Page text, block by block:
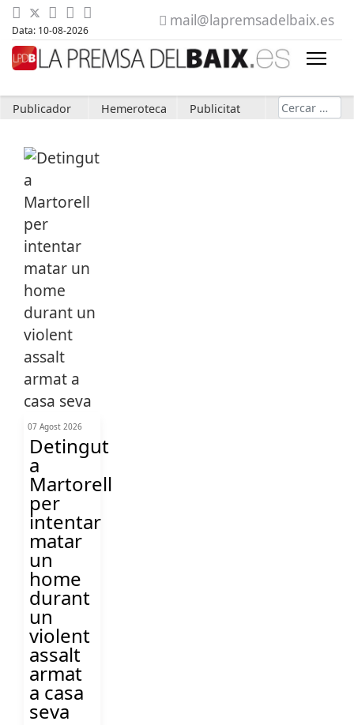
Data: 10-08-2026
mail@lapremsadelbaix.es
Publicador Hemeroteca Publicitat Cerca
07 Agost 2026
Detingut
a
Martorell
per
intentar
matar
un
home
durant
un
violent
assalt
armat
a casa
seva